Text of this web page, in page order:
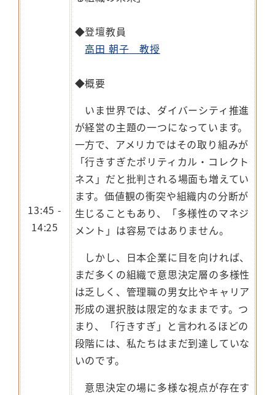
13:45 -
14:25
◆登壇教員
高田 朝子 教授
◆概要
いま世界では、ダイバーシティ推進
が経営の主題の一つになっています。
一方で、アメリカではその取り組みが
「行きすぎたポリティカル・コレクト
ネス」だと批判される場面も増えてい
ます。価値観の衝突や組織内の分断が
生じることもあり、「多様性のマネジ
メント」は容易ではありません。
しかし、日本企業に目を向ければ、
まだ多くの組織で意思決定層の多様性
は乏しく、管理職の男女比やキャリア
形成の選択肢は限定的なままです。つ
まり、「行きすぎ」と言われるほどの
段階には、私たちはまだ到達していな
いのです。
意思決定の場に多様な視点が存在す